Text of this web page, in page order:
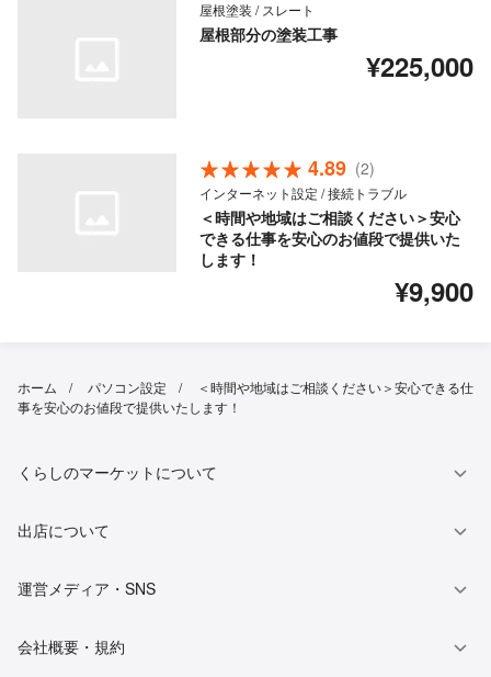
屋根塗装 / スレート
屋根部分の塗装工事
¥225,000
4.89 (2)
インターネット設定 / 接続トラブル
＜時間や地域はご相談ください＞安心
できる仕事を安心のお値段で提供いた
します！
¥9,900
ホーム パソコン設定
＜時間や地域はご相談ください＞安心できる仕
事を安心のお値段で提供いたします！
くらしのマーケットについて
出店について
運営メディア・SNS
会社概要・規約